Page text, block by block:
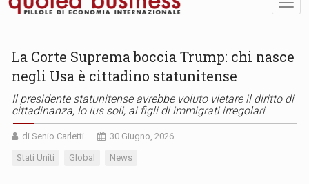
La Corte Suprema boccia Trump: chi nasce
negli Usa è cittadino statunitense
Il presidente statunitense avrebbe voluto vietare il diritto di
cittadinanza, lo ius soli, ai figli di immigrati irregolari
di Senio Carletti 30 Giugno, 2026
Stati Uniti Global News